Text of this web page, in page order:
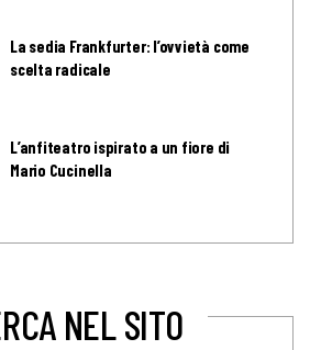
La sedia Frankfurter: l’ovvietà come
scelta radicale
L’anfiteatro ispirato a un fiore di
Mario Cucinella
NEL SITO